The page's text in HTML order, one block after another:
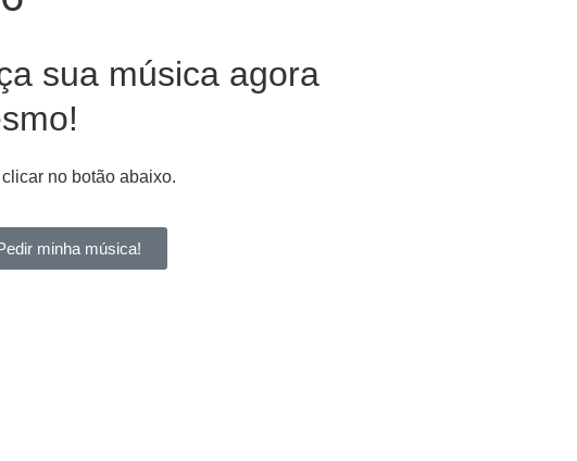
sua música agora
clicar no botão abaixo.
minha música!